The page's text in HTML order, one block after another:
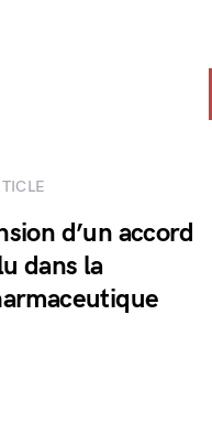
d’un accord
dans la